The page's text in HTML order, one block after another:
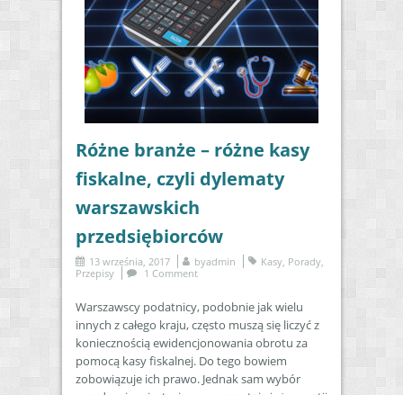
Różne branże – różne kasy
fiskalne, czyli dylematy
warszawskich
przedsiębiorców
13 września, 2017 byadmin Kasy, Porady,
Przepisy
1 Comment
Warszawscy podatnicy, podobnie jak wielu
innych z całego kraju, często muszą się liczyć z
koniecznością ewidencjonowania obrotu za
pomocą kasy fiskalnej. Do tego bowiem
zobowiązuje ich prawo. Jednak sam wybór